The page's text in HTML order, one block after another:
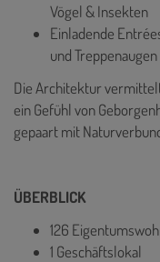
Vögel & Insekten
Einladende
und
Die Architektur
ein Gefühl von
gepaart mit
ÜBERBLICK
126
1 Geschäftslokal